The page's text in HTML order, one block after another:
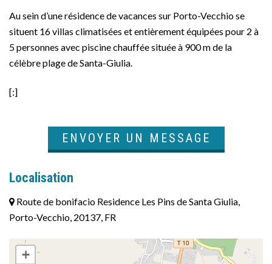
Au sein d’une résidence de vacances sur Porto-Vecchio se
situent 16 villas climatisées et entièrement équipées pour 2 à
5 personnes avec piscine chauffée située à 900 m de la
célèbre plage de Santa-Giulia.
[:]
ENVOYER UN MESSAGE
Localisation
Route de bonifacio Residence Les Pins de Santa Giulia,
Porto-Vecchio, 20137, FR
+